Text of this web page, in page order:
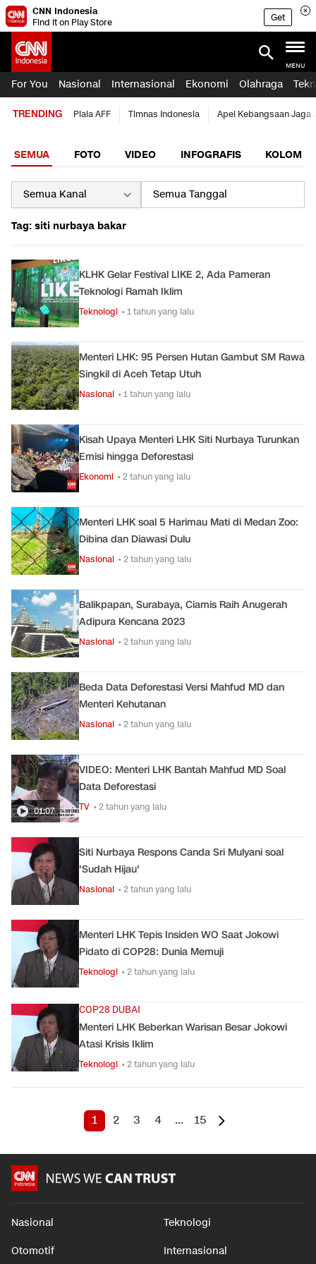
CNN Indonesia
Find it on Play Store
Get
MENU
For You Nasional Internasional Ekonomi Olahraga
TRENDING Piala AFF Timnas Indonesia Apel Kebangsaan Jaga
SEMUA FOTO VIDEO INFOGRAFIS KOLOM
Tag: siti nurbaya bakar
KLHK Gelar Festival LIKE 2, Ada Pameran
Teknologi Ramah Iklim
Teknologi • 1 tahun yang lalu
Menteri LHK: 95 Persen Hutan Gambut SM Rawa
Singkil di Aceh Tetap Utuh
Nasional • 1 tahun yang lalu
Kisah Upaya Menteri LHK Siti Nurbaya Turunkan
Emisi hingga Deforestasi
Ekonomi • 2 tahun yang lalu
Menteri LHK soal 5 Harimau Mati di Medan Zoo:
Dibina dan Diawasi Dulu
Nasional • 2 tahun yang lalu
Balikpapan, Surabaya, Ciamis Raih Anugerah
Adipura Kencana 2023
Nasional • 2 tahun yang lalu
Beda Data Deforestasi Versi Mahfud MD dan
Menteri Kehutanan
Nasional • 2 tahun yang lalu
01:07
VIDEO: Menteri LHK Bantah Mahfud MD Soal
Data Deforestasi
TV • 2 tahun yang lalu
Siti Nurbaya Respons Canda Sri Mulyani soal
'Sudah Hijau'
Nasional • 2 tahun yang lalu
Menteri LHK Tepis Insiden WO Saat Jokowi
Pidato di COP28: Dunia Memuji
Teknologi • 2 tahun yang lalu
COP28 DUBAI
Menteri LHK Beberkan Warisan Besar Jokowi
Atasi Krisis Iklim
Teknologi • 2 tahun yang lalu
1 2 3 4 ... 15
Nasional Teknologi
Otomotif Internasional